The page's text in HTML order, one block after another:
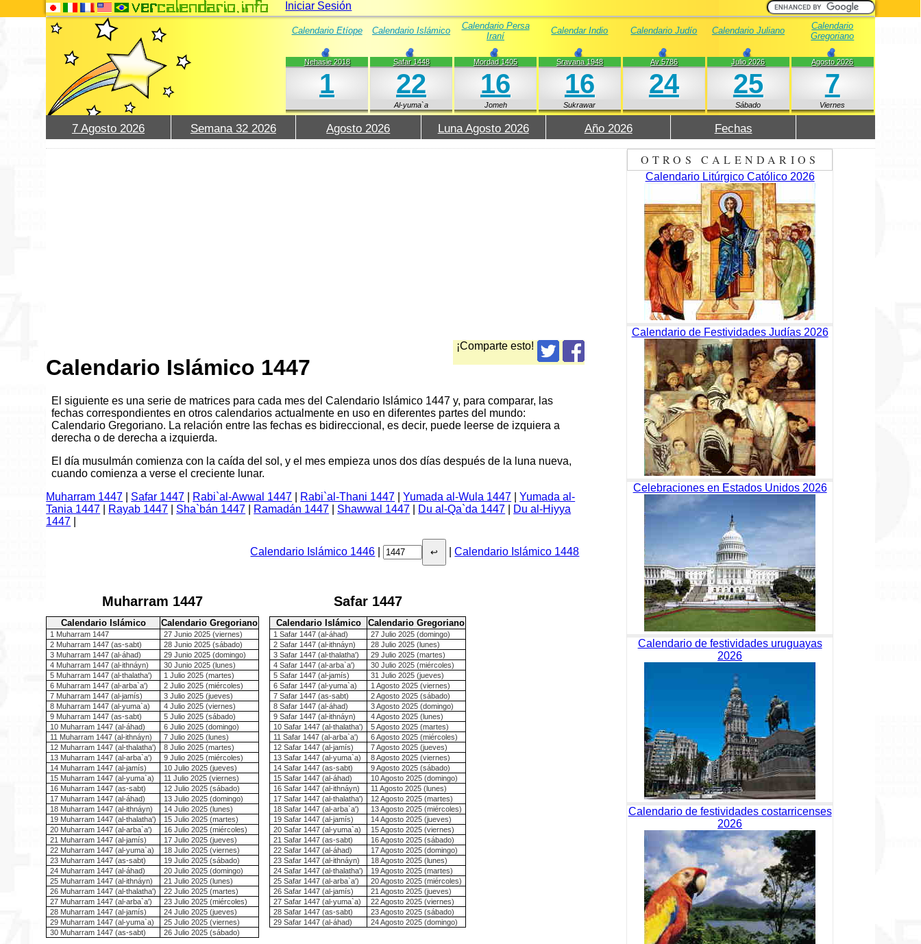
Iniciar Sesión
Calendario
Gregoriano
Agosto 2026
7
Viernes
Calendario Juliano
Julio 2026
25
Sábado
Calendario Judío
Av 5786
24
Calendar Indio
Sravana 1948
16
Sukrawar
Calendario Persa
Iraní
Mordad 1405
16
Jomeh
Calendario Islámico
Safar 1448
22
Al-yuma`a
Calendario Etíope
Nehasie 2018
1
7 Agosto 2026 Semana 32 2026 Agosto 2026 Luna Agosto 2026 Año 2026 Fechas
¡Comparte esto!
Calendario Islámico 1447
El siguiente es una serie de matrices para cada mes del Calendario Islámico 1447 y, para comparar, las
fechas correspondientes en otros calendarios actualmente en uso en diferentes partes del mundo:
Calendario Gregoriano. La relación entre las fechas es bidireccional, es decir, puede leerse de izquiera a
derecha o de derecha a izquierda.
El día musulmán comienza con la caída del sol, y el mes empieza unos dos días después de la luna nueva,
cuando comienza a verse el creciente lunar.
Muharram 1447
Safar 1447 Rabi`al-Awwal 1447 Rabi`al-Thani 1447 |Yumada al-Wula 1447 |Yumada al-
Tania 1447
Rayab 1447 Sha`bán 1447 Ramadán 1447 Shawwal 1447 Du al-Qa`da 1447
Du al-Hiyya
1447
Calendario Islámico 1446 ↩ |Calendario Islámico 1448
Muharram 1447
Calendario Islámico Calendario Gregoriano
1 Muharram 1447
27 Junio 2025 (viernes)
2 Muharram 1447 (as-sabt)
28 Junio 2025 (sábado)
3 Muharram 1447 (al-áhad)
29 Junio 2025 (domingo)
4 Muharram 1447 (al-ithnáyn)
30 Junio 2025 (lunes)
5 Muharram 1447 (al-thalatha')
1 Julio 2025 (martes)
6 Muharram 1447 (al-arba`a')
2 Julio 2025 (miércoles)
7 Muharram 1447 (al-jamís)
3 Julio 2025 (jueves)
8 Muharram 1447 (al-yuma`a)
4 Julio 2025 (viernes)
9 Muharram 1447 (as-sabt)
5 Julio 2025 (sábado)
10 Muharram 1447 (al-áhad)
6 Julio 2025 (domingo)
11 Muharram 1447 (al-ithnáyn)
7 Julio 2025 (lunes)
12 Muharram 1447 (al-thalatha')
8 Julio 2025 (martes)
13 Muharram 1447 (al-arba`a')
9 Julio 2025 (miércoles)
14 Muharram 1447 (al-jamís)
10 Julio 2025 (jueves)
15 Muharram 1447 (al-yuma`a)
11 Julio 2025 (viernes)
16 Muharram 1447 (as-sabt)
12 Julio 2025 (sábado)
17 Muharram 1447 (al-áhad)
13 Julio 2025 (domingo)
18 Muharram 1447 (al-ithnáyn)
14 Julio 2025 (lunes)
19 Muharram 1447 (al-thalatha')
15 Julio 2025 (martes)
20 Muharram 1447 (al-arba`a')
16 Julio 2025 (miércoles)
21 Muharram 1447 (al-jamís)
17 Julio 2025 (jueves)
22 Muharram 1447 (al-yuma`a)
18 Julio 2025 (viernes)
23 Muharram 1447 (as-sabt)
19 Julio 2025 (sábado)
24 Muharram 1447 (al-áhad)
20 Julio 2025 (domingo)
25 Muharram 1447 (al-ithnáyn)
21 Julio 2025 (lunes)
26 Muharram 1447 (al-thalatha')
22 Julio 2025 (martes)
27 Muharram 1447 (al-arba`a')
23 Julio 2025 (miércoles)
28 Muharram 1447 (al-jamís)
24 Julio 2025 (jueves)
29 Muharram 1447 (al-yuma`a)
25 Julio 2025 (viernes)
30 Muharram 1447 (as-sabt)
26 Julio 2025 (sábado)
Safar 1447
Calendario Islámico Calendario Gregoriano
1 Safar 1447 (al-áhad)
27 Julio 2025 (domingo)
2 Safar 1447 (al-ithnáyn)
28 Julio 2025 (lunes)
3 Safar 1447 (al-thalatha')
29 Julio 2025 (martes)
4 Safar 1447 (al-arba`a')
30 Julio 2025 (miércoles)
5 Safar 1447 (al-jamís)
31 Julio 2025 (jueves)
6 Safar 1447 (al-yuma`a)
1 Agosto 2025 (viernes)
7 Safar 1447 (as-sabt)
2 Agosto 2025 (sábado)
8 Safar 1447 (al-áhad)
3 Agosto 2025 (domingo)
9 Safar 1447 (al-ithnáyn)
4 Agosto 2025 (lunes)
10 Safar 1447 (al-thalatha')
5 Agosto 2025 (martes)
11 Safar 1447 (al-arba`a')
6 Agosto 2025 (miércoles)
12 Safar 1447 (al-jamís)
7 Agosto 2025 (jueves)
13 Safar 1447 (al-yuma`a)
8 Agosto 2025 (viernes)
14 Safar 1447 (as-sabt)
9 Agosto 2025 (sábado)
15 Safar 1447 (al-áhad)
10 Agosto 2025 (domingo)
16 Safar 1447 (al-ithnáyn)
11 Agosto 2025 (lunes)
17 Safar 1447 (al-thalatha')
12 Agosto 2025 (martes)
18 Safar 1447 (al-arba`a')
13 Agosto 2025 (miércoles)
19 Safar 1447 (al-jamís)
14 Agosto 2025 (jueves)
20 Safar 1447 (al-yuma`a)
15 Agosto 2025 (viernes)
21 Safar 1447 (as-sabt)
16 Agosto 2025 (sábado)
22 Safar 1447 (al-áhad)
17 Agosto 2025 (domingo)
23 Safar 1447 (al-ithnáyn)
18 Agosto 2025 (lunes)
24 Safar 1447 (al-thalatha')
19 Agosto 2025 (martes)
25 Safar 1447 (al-arba`a')
20 Agosto 2025 (miércoles)
26 Safar 1447 (al-jamís)
21 Agosto 2025 (jueves)
27 Safar 1447 (al-yuma`a)
22 Agosto 2025 (viernes)
28 Safar 1447 (as-sabt)
23 Agosto 2025 (sábado)
29 Safar 1447 (al-áhad)
24 Agosto 2025 (domingo)
OTROS CALENDARIOS
Calendario Litúrgico Católico 2026
Calendario de Festividades Judías 2026
Celebraciones en Estados Unidos 2026
Calendario de festividades uruguayas
2026
Calendario de festividades costarricenses
2026